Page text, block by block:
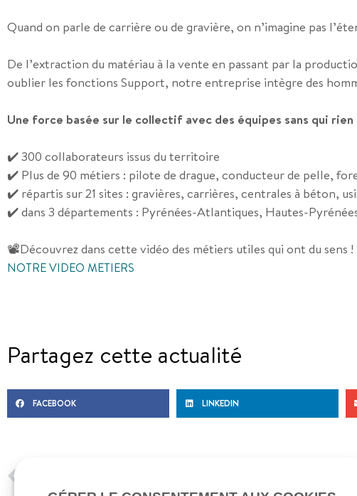
Quand on parle de carrière ou de gravière, on n’imagine pas
De l’extraction du matériau à la vente en passant par la
oublier les fonctions Support, notre entreprise intègre des
Une force basée sur le collectif avec des équipes sans qui
✔️ 300 collaborateurs issus du territoire
✔️ Plus de 90 métiers : pilote de drague, conducteur de pelle,
✔️ répartis sur 21 sites : gravières, carrières, centrales à béton,
✔️ dans 3 départements : Pyrénées-Atlantiques, Hautes-
📽️Découvrez dans cette vidéo des métiers utiles qui ont du sens !
NOTRE VIDEO METIERS
Partagez cette actualité
FACEBOOK LINKEDIN
Découvrez en vidéo notre laboratoire Groupe Daniel